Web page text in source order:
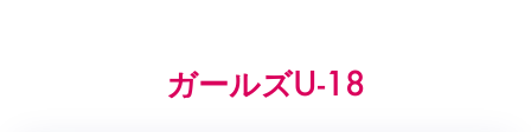
和歌山U-15
U-15
ガールズU-18